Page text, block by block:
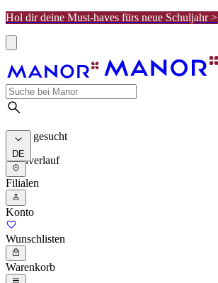
Hol dir deine Must-haves fürs neue Schuljahr >
Meist gesucht
Suchverlauf
DE
Filialen
Konto
Wunschlisten
Warenkorb